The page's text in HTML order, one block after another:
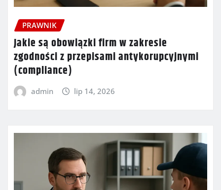
PRAWNIK
Jakie są obowiązki firm w zakresie
zgodności z przepisami antykorupcyjnymi
(compliance)
admin lip 14, 2026